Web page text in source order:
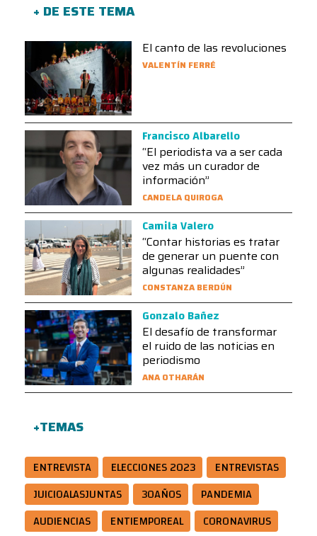
+ DE ESTE TEMA
El canto de las revoluciones
VALENTÍN FERRÉ
Francisco Albarello
“El periodista va a ser cada
vez más un curador de
información”
CANDELA QUIROGA
Camila Valero
“Contar historias es tratar
de generar un puente con
algunas realidades”
CONSTANZA BERDÚN
Gonzalo Bañez
El desafío de transformar
el ruido de las noticias en
periodismo
ANA OTHARÁN
+TEMAS
ENTREVISTA ELECCIONES 2023
ENTREVISTAS
JUICIOALASJUNTAS
30AÑOS
PANDEMIA
AUDIENCIAS
ENTIEMPOREAL
CORONAVIRUS